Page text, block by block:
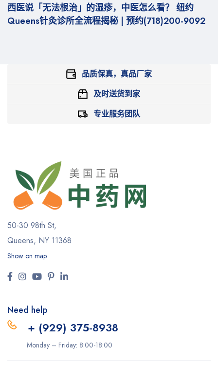
西医说「无法根治」的湿疹，中医怎么看？ 纽约
Queens针灸诊所全流程揭秘 | 预约(718)200-9092
品质保真，真品厂家
及时送货到家
专业服务团队
50-30 98th St,
Queens, NY 11368
Show on map
Need help
+ (929) 375-8938
Monday – Friday: 8:00-18:00